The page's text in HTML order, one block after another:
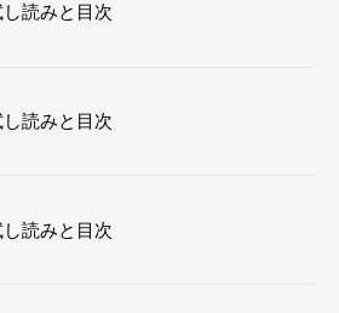
読みと目次
読みと目次
読みと目次